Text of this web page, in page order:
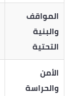
المواقف
والبنية
التحتية
الأمن
والحراسة